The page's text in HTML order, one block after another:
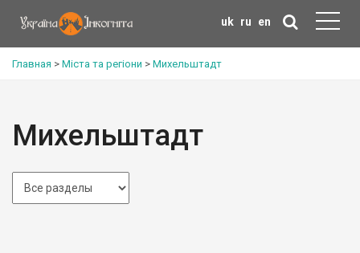
uk ru en
Главная > Міста та регіони > Михельштадт
Михельштадт